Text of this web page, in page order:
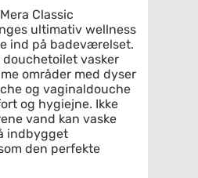
Classic
ultimativ wellness
ind på badeværelset.
douchetoilet vasker
områder med dyser
og vaginaldouche
og hygiejne. Ikke
vand kan vaske
indbygget
den perfekte